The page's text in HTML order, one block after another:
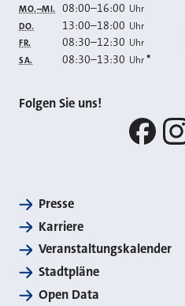
MO.–MI. 08:00–16:00 Uhr
DO. 13:00–18:00 Uhr
FR. 08:30–12:30 Uhr
SA. 08:30–13:30 Uhr *
Folgen Sie uns!
Presse
Karriere
Veranstaltungskalender
Stadtpläne
Open Data